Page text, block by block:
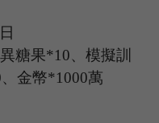
日
糖果*10、模擬訓
、金幣*1000萬